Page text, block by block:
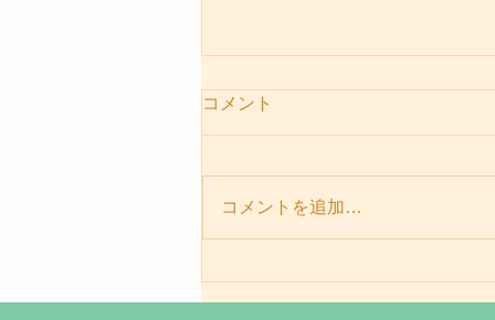
ー
コメント
コメントを追加…